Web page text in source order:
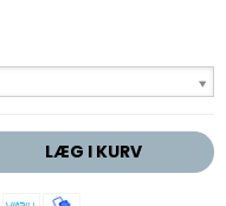
LÆG I KURV